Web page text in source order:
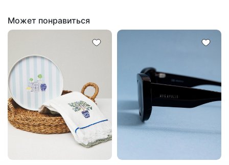
Может понравиться